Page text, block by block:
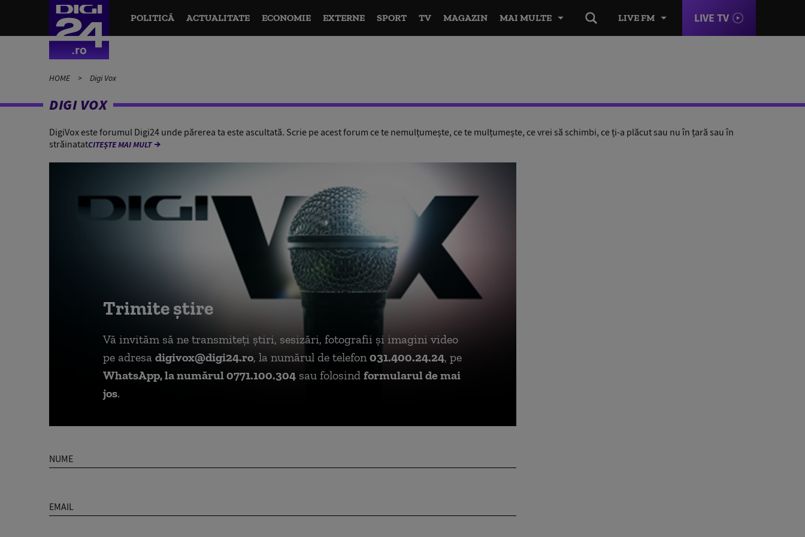
LIVE FM LIVE TV
POLITICĂ ACTUALITATE ECONOMIE EXTERNE SPORT TV MAGAZIN MAI MULTE
HOME Digi Vox
DIGI VOX
DigiVox este forumul Digi24 unde părerea ta este ascultată. Scrie pe acest forum ce te nemulțumește, ce te mulțumește, ce vrei să schimbi, ce ți-a plăcut sau nu în țară sau în
străinatatCITEȘTE MAI MULT
Trimite știre
Vă invităm să ne transmiteți știri, sesizări, fotografii și imagini video
pe adresa digivox@digi24.ro, la numărul de telefon031.400.24.24, pe
WhatsApp, la numărul 0771.100.304 sau folosind formularul de mai
jos.
NUME
EMAIL